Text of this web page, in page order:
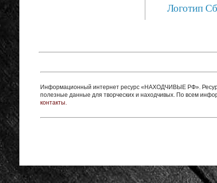
Логотип
Информационный интернет ресурс «НАХОДЧИВЫЕ РФ».
полезные данные для творческих и находчивых. По всем
контакты.